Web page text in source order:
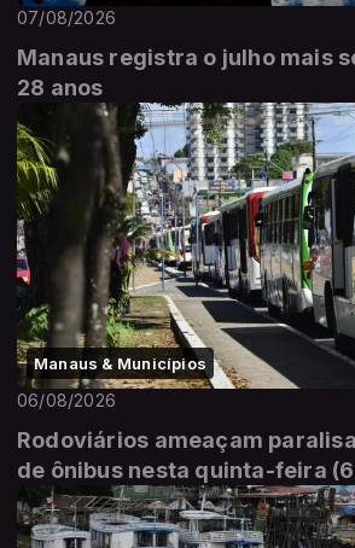
07/08/2026
Manaus registra o julho mais
28 anos
Manaus & Municípios
06/08/2026
Rodoviários ameaçam
de ônibus nesta quinta-feira